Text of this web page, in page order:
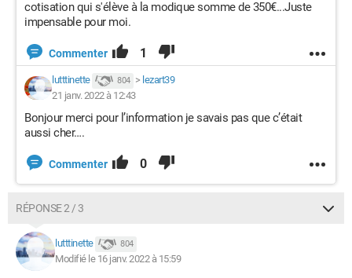
cotisation qui s'élève à la modique somme de 350€...Juste
impensable pour moi.
Commenter 1
lutttinette 804 > lezart39
21 janv. 2022 à 12:43
Bonjour merci pour l’information je savais pas que c’était
aussi cher….
Commenter 0
RÉPONSE 2 / 3
lutttinette 804
Modifié le 16 janv. 2022 à 15:59